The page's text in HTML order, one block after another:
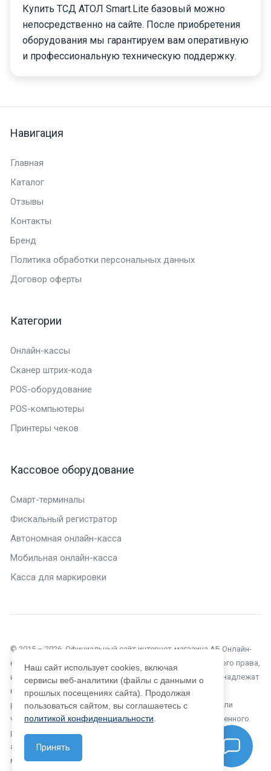
Купить ТСД АТОЛ Smart.Lite базовый можно
непосредственно на сайте. После приобретения
оборудования мы гарантируем вам оперативную
и профессиональную техническую поддержку.
Навигация
Главная
Каталог
Отзывы
Контакты
Бренд
Политика обработки персональных данных
Договор оферты
Категории
Онлайн-кассы
Сканер штрих-кода
POS-оборудование
POS-компьютеры
Принтеры чеков
Кассовое оборудование
Смарт-терминалы
Фискальный регистратор
Автономная онлайн-касса
Мобильная онлайн-касса
Касса для маркировки
© 2015 – 2026. Официальный сайт интернет-магазина АБ Онлайн-
касса в Ейске. Текущий сайт является объектом авторского права,
исключительные права, на использование которого принадлежат
компании ООО «Автоматизация Бизнеса». Копирование,
размножение, распространение, перепечатка (целиком или
частично), или иное использование материала без письменного
разрешения компании не допускается. Любое нарушение прав
автора будет преследоваться на основе российского и
международного законодательства.
Наш сайт использует cookies, включая
сервисы веб-аналитики (файлы с данными о
прошлых посещениях сайта). Продолжая
пользоваться сайтом, вы соглашаетесь с
политикой конфиденциальности
Принять